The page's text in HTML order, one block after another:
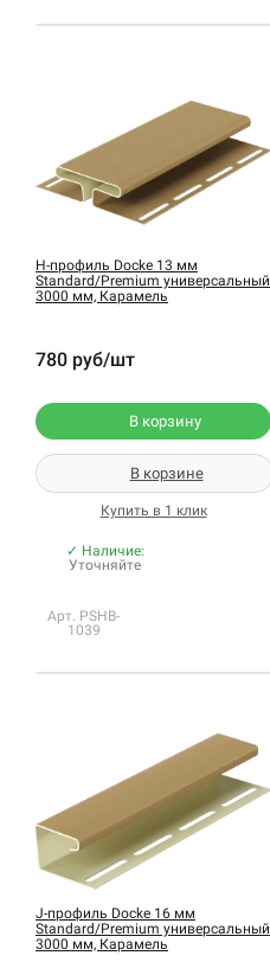
H-профиль Docke 13 мм
Standard/Premium универсальный
3000 мм, Карамель
780 руб/шт
В корзину
В корзине
Купить в 1 клик
✓ Наличие:
Уточняйте
Арт. PSHB-
1039
J-профиль Docke 16 мм
Standard/Premium универсальный
3000 мм, Карамель